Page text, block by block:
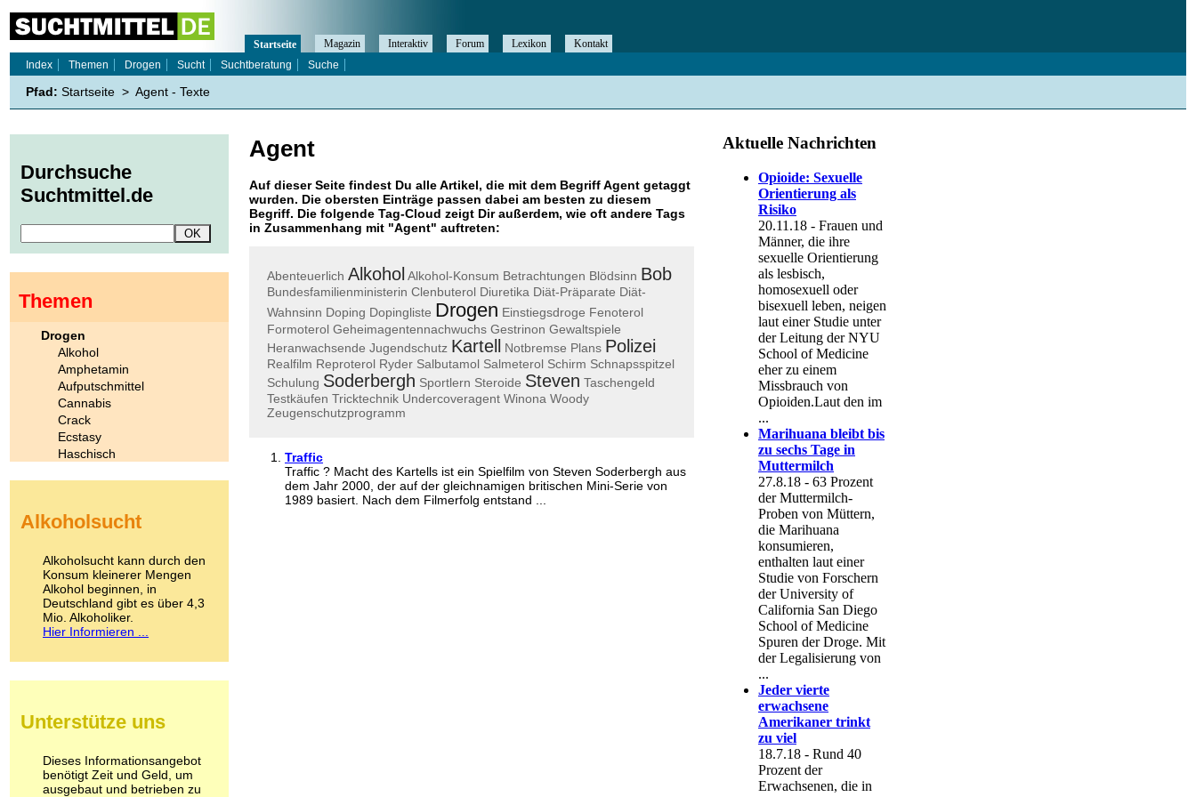
Agent
Auf dieser Seite findest Du alle Artikel, die mit dem BegriffAgent getaggt
wurden. Die obersten Einträge passen dabei am besten zu diesem
Begriff. Die folgende Tag-Cloud zeigt Dir außerdem, wie oft andere Tags
in Zusammenhang mit "Agent" auftreten:
Abenteuerlich Alkohol Alkohol-Konsum Betrachtungen Blödsinn Bob
Bundesfamilienministerin Clenbuterol Diuretika Diät-Präparate Diät-
Wahnsinn Doping Dopingliste Drogen Einstiegsdroge Fenoterol
Formoterol Geheimagentennachwuchs Gestrinon Gewaltspiele
Heranwachsende Jugendschutz Kartell Notbremse Plans Polizei
Realfilm Reproterol Ryder Salbutamol Salmeterol Schirm Schnapsspitzel
Schulung Soderbergh Sportlern Steroide Steven Taschengeld
Testkäufen Tricktechnik Undercoveragent Winona Woody
Zeugenschutzprogramm
Traffic
Traffic ? Macht des Kartells ist ein Spielfilm von Steven Soderbergh aus
dem Jahr 2000, der auf der gleichnamigen britischen Mini-Serie von
1989 basiert. Nach dem Filmerfolg entstand ...
Startseite Magazin Interaktiv Forum Lexikon
Kontakt
Index
Themen Drogen Sucht Suchtberatung Suche
Pfad: Startseite > Agent - Texte
Durchsuche
Suchtmittel.de
Themen
Drogen
Alkohol
Amphetamin
Aufputschmittel
Cannabis
Crack
Ecstasy
Haschisch
Kokain
LSD
Marihuana
Medikamente
Meskalin
Metamphetamin
Methadon
Pilze
Psychopharmaka
Schlafmittel
Schmerzmittel
Alkoholsucht
Alkoholsucht kann durch den
Konsum kleinerer Mengen
Alkohol beginnen, in
Deutschland gibt es über 4,3
Mio. Alkoholiker.
Hier Informieren ...
Unterstütze uns
Dieses Informationsangebot
benötigt Zeit und Geld, um
ausgebaut und betrieben zu